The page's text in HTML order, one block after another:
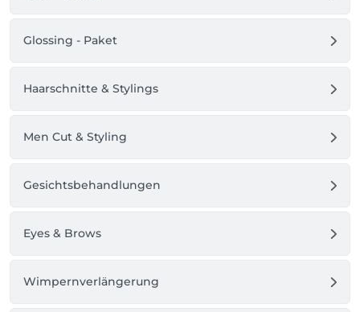
Glossing - Paket
Haarschnitte & Stylings
Men Cut & Styling
Gesichtsbehandlungen
Eyes & Brows
Wimpernverlängerung